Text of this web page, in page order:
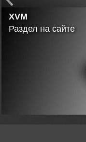
XVM
Раздел на сайте